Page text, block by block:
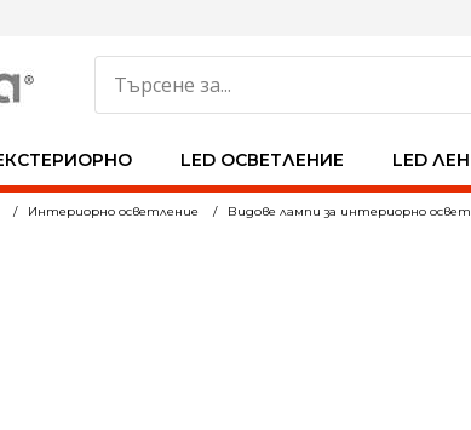
LED ОСВЕТЛЕНИЕ LED
Интериорно осветление Видове лампи за интериорно